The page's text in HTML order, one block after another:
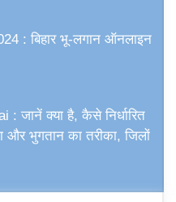
: बिहार भू-लगान ऑनलाइन
जानें क्या है, कैसे निर्धारित
और भुगतान का तरीका, जिलों